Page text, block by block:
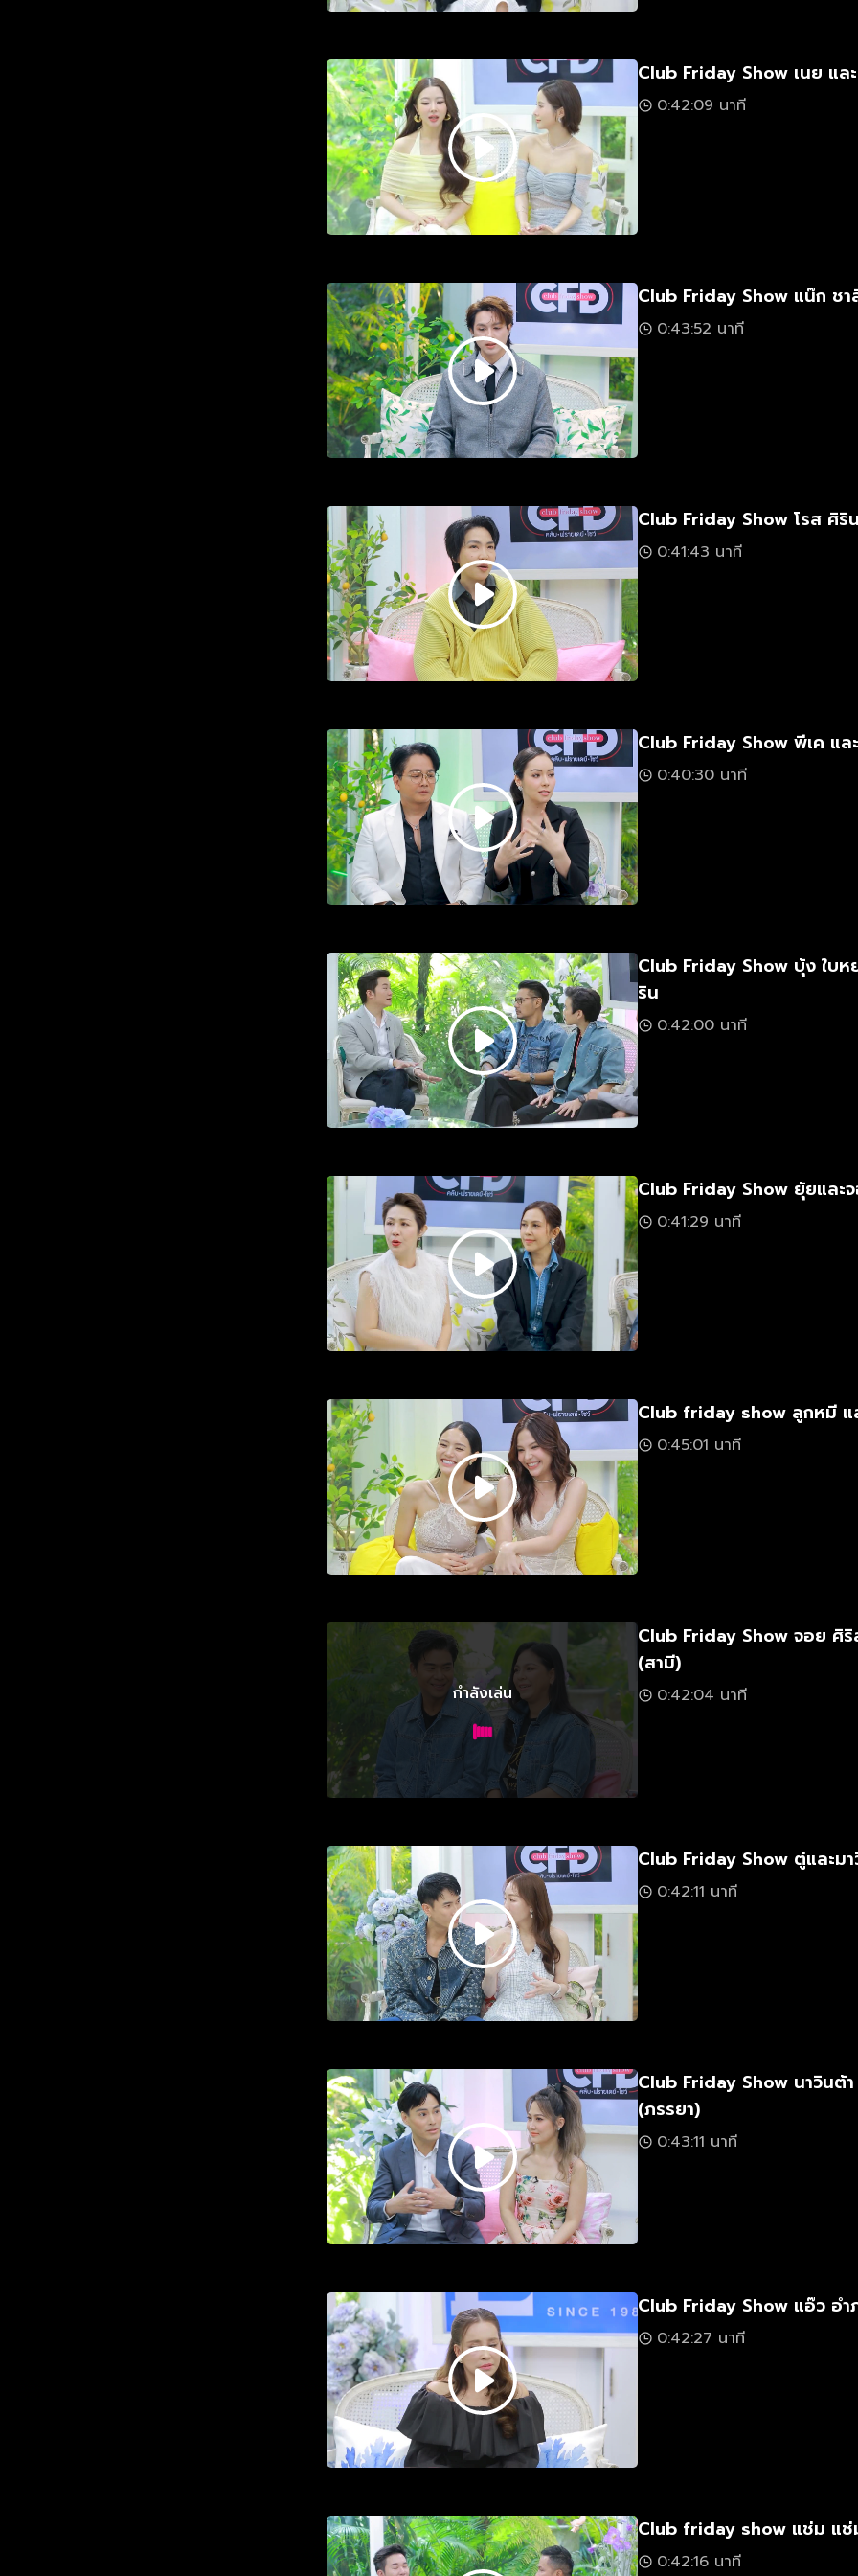
Club Friday Show เนย แล
0:42:09 นาที
Club Friday Show แน๊ก ชา
0:43:52 นาที
Club Friday Show โรส ศิ
0:41:43 นาที
Club Friday Show พีเค แล
0:40:30 นาที
Club Friday Show บุ้ง ใบห
ริน
0:42:00 นาที
Club Friday Show ยุ้ยและ
0:41:29 นาที
Club friday show ลูกหมี
0:45:01 นาที
กำลังเล่น
Club Friday Show จอย ศิ
(สามี)
0:42:04 นาที
Club Friday Show ตู่และม
0:42:11 นาที
Club Friday Show นาวินต้า
(ภรรยา)
0:43:11 นาที
Club Friday Show แอ๊ว อำ
0:42:27 นาที
Club friday show แช่ม แ
0:42:16 นาที